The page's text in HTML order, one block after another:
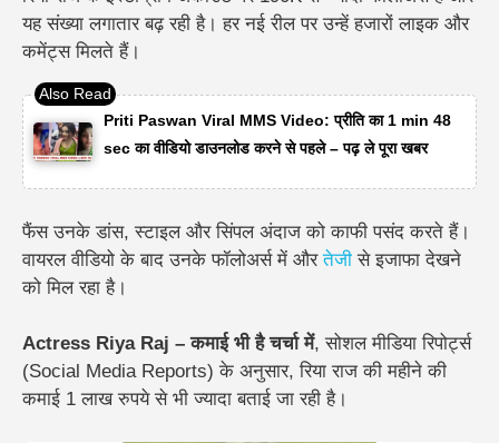
यह संख्या लगातार बढ़ रही है। हर नई रील पर उन्हें हजारों लाइक और
कमेंट्स मिलते हैं।
Priti Paswan Viral MMS Video: प्रीति का 1 min 48
sec का वीडियो डाउनलोड करने से पहले – पढ़ ले पूरा खबर
फैंस उनके डांस, स्टाइल और सिंपल अंदाज को काफी पसंद करते हैं।
वायरल वीडियो के बाद उनके फॉलोअर्स में औरतेजी से इजाफा देखने
को मिल रहा है।
Actress Riya Raj – कमाई भी है चर्चा में,सोशल मीडिया रिपोर्ट्स
(Social Media Reports) के अनुसार, रिया राज कीमहीने की
कमाई 1 लाख रुपये से भी ज्यादा बताई जा रही है।